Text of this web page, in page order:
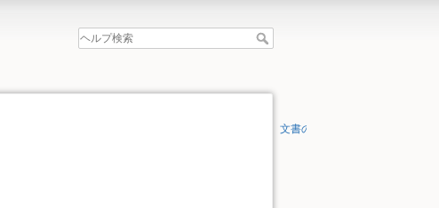
文書の先頭へ